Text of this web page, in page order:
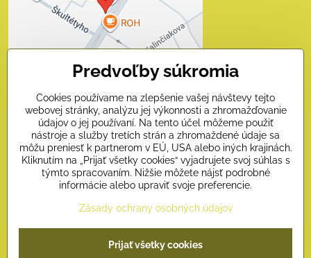
Prajete si načítať externý obsah?
Povoliť tentokrát
Povoliť a zapamätať - súhlas
Otvoriť obsah v novom okne
Kontakty
Naši priatelia
©2026Copyright
Predvoľby súkromia
Cookies používame na zlepšenie vašej návštevy tejto
webovej stránky, analýzu jej výkonnosti a zhromažďovanie
údajov o jej používaní. Na tento účel môžeme použiť
nástroje a služby tretích strán a zhromaždené údaje sa
môžu preniesť k partnerom v EÚ, USA alebo iných krajinách.
Kliknutím na „Prijať všetky cookies“ vyjadrujete svoj súhlas s
týmto spracovaním. Nižšie môžete nájsť podrobné
informácie alebo upraviť svoje preferencie.
Zásady ochrany osobných údajov
Prijať všetky cookies